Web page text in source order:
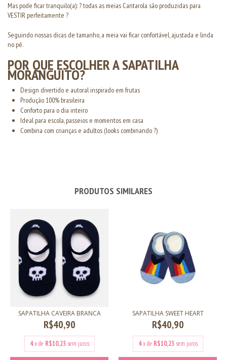
Mas pode ficar tranquilo(a): ? todas as meias Cantarola são produzidas para
VESTIR perfeitamente ?
Seguindo nossas dicas de tamanho, a meia vai ficar confortável, ajustada e linda
no pé.
POR QUE ESCOLHER A SAPATILHA
MORANGUITO?
Design divertido e autoral inspirado em frutas
Produção 100% brasileira
Conforto para o dia inteiro
Ideal para escola, passeios e momentos em casa
Combina com crianças e adultos (looks combinando ?)
PRODUTOS SIMILARES
SAPATILHA CAVEIRA BRANCA
R$40,90
4 x de R$10,23 sem juros
SAPATILHA SWEET HEART
R$40,90
4 x de R$10,23 sem juros